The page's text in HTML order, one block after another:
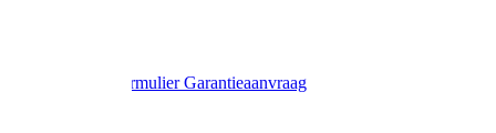
RetourformulierGarantieaanvraag